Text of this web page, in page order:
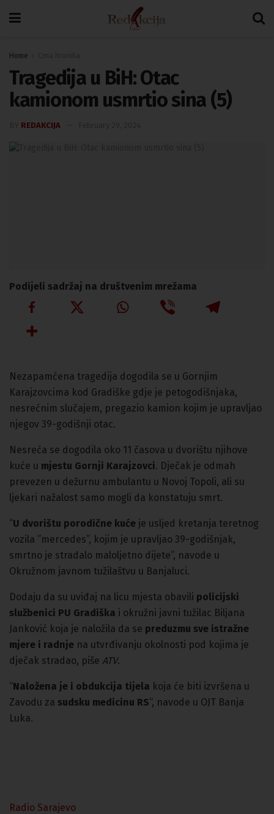
Home
Tragedija u BiH: Otac
kamionom usmrtio sina (5)
REDAKCIJA
Podijeli sadržaj na društvenim mrežama
Nezapamćena tragedija dogodila se u Gornjim
Karajzovcima kod Gradiške gdje je petogodišnjaka,
nesrećnim slučajem, pregazio kamion kojim je upravljao
njegov 39-godišnji otac.
Nesreća se dogodila oko 11 časova u dvorištu njihove
kuće u mjestu Gornji Karajzovci. Dječak je odmah
prevezen u dežurnu ambulantu u Novoj Topoli, ali su
ljekari nažalost samo mogli da konstatuju smrt.
“U dvorištu porodične kuće je usljed kretanja teretnog
vozila ”mercedes”, kojim je upravljao 39-godišnjak,
smrtno je stradalo maloljetno dijete”, navode u
Okružnom javnom tužilaštvu u Banjaluci.
Dodaju da su uviđaj na licu mjesta obavili policijski
službenici PU Gradiška i okružni javni tužilac Biljana
Janković koja je naložila da se preduzmu sve istražne
mjere i radnje na utvrđivanju okolnosti pod kojima je
dječak stradao, piše ATV.
“Naložena je i obdukcija tijela koja će biti izvršena u
Zavodu za sudsku medicinu RS“, navode u OJT Banja
Luka.
Radio Sarajevo